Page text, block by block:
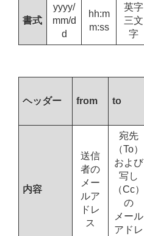
書式
yyyy/
mm/d
d
hh:m
m:ss
英字
三文
字
ヘッダー from to
内容
送信
者の
メー
ルア
ドレ
ス
宛先
（To）
および
写し
（Cc）
の
メール
アドレ